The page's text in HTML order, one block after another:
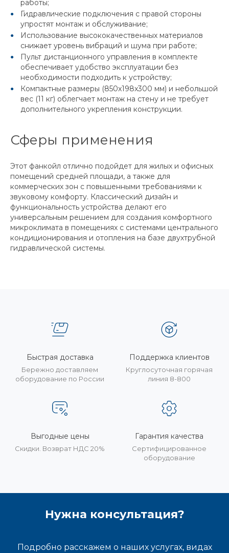
работы;
Гидравлические подключения с правой стороны
упростят монтаж и обслуживание;
Использование высококачественных материалов
снижает уровень вибраций и шума при работе;
Пульт дистанционного управления в комплекте
обеспечивает удобство эксплуатации без
необходимости подходить к устройству;
Компактные размеры (850x198x300 мм) и небольшой
вес (11 кг) облегчает монтаж на стену и не требует
дополнительного укрепления конструкции.
Сферы применения
Этот фанкойл отлично подойдет для жилых и офисных
помещений средней площади, а также для
коммерческих зон с повышенными требованиями к
звуковому комфорту. Классический дизайн и
функциональность устройства делают его
универсальным решением для создания комфортного
микроклимата в помещениях с системами центрального
кондиционирования и отопления на базе двухтрубной
гидравлической системы.
Быстрая доставка
Бережно доставляем
оборудование по России
Поддержка клиентов
Круглосуточная горячая
линия 8-800
Выгодные цены
Скидки. Возврат НДС 20%
Гарантия качества
Сертифицированное
оборудование
Нужна консультация?
Подробно расскажем о наших услугах, видах